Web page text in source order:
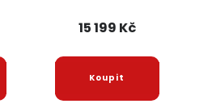
15 199 Kč